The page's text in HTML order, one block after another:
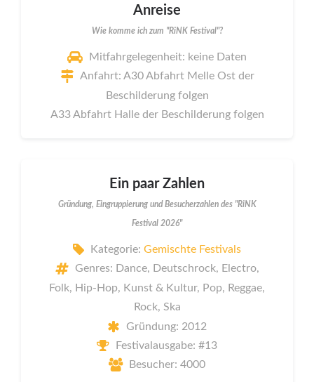
Anreise
Wie komme ich zum "RiNK Festival"?
Mitfahrgelegenheit: keine Daten
Anfahrt: A30 Abfahrt Melle Ost der
Beschilderung folgen
A33 Abfahrt Halle der Beschilderung folgen
Ein paar Zahlen
Gründung, Eingruppierung und Besucherzahlen des "RiNK
Festival 2026"
Kategorie: Gemischte Festivals
Genres: Dance, Deutschrock, Electro,
Folk, Hip-Hop, Kunst & Kultur, Pop, Reggae,
Rock, Ska
Gründung: 2012
Festivalausgabe: #13
Besucher: 4000